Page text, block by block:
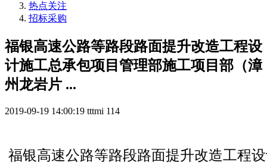
热点关注
招标采购
福银高速公路等路段路面提升改造工程设
计施工总承包项目管理部施工项目部（漳
州龙岩片 ...
2019-09-19 14:00:19 tttmi 114
福银高速公路等路段路面提升改造工程